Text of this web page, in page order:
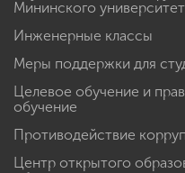
Мининского
Инженерные классы
Меры поддержки для
Целевое обучение и
обучение
Противодействие
Центр открытого